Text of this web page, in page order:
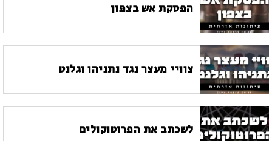
הפסקת אש בצפון
צוויי מעצר נגד נתניהו וגלנט
לשכתב את הפרוטוקולים